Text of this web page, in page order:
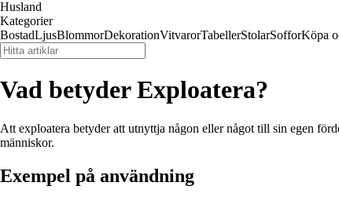
Husland
Kategorier
BostadLjusBlommorDekorationVitvarorTabellerStolarSofforKöpa
Vad betyder Exploatera?
Att exploatera betyder att utnyttja någon eller något till sin egen
människor.
Exempel på användning